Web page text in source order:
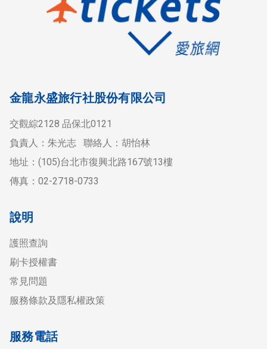
金龍永盛旅行社股份有限公司
交觀綜2128 品保北0121
負責人：朱光志 聯絡人：胡怡林
地址：(105)台北市復興北路167號13樓
傳真：02-2718-0733
說明
護照查詢
刷卡授權書
常見問題
服務條款及隱私權政策
服務電話